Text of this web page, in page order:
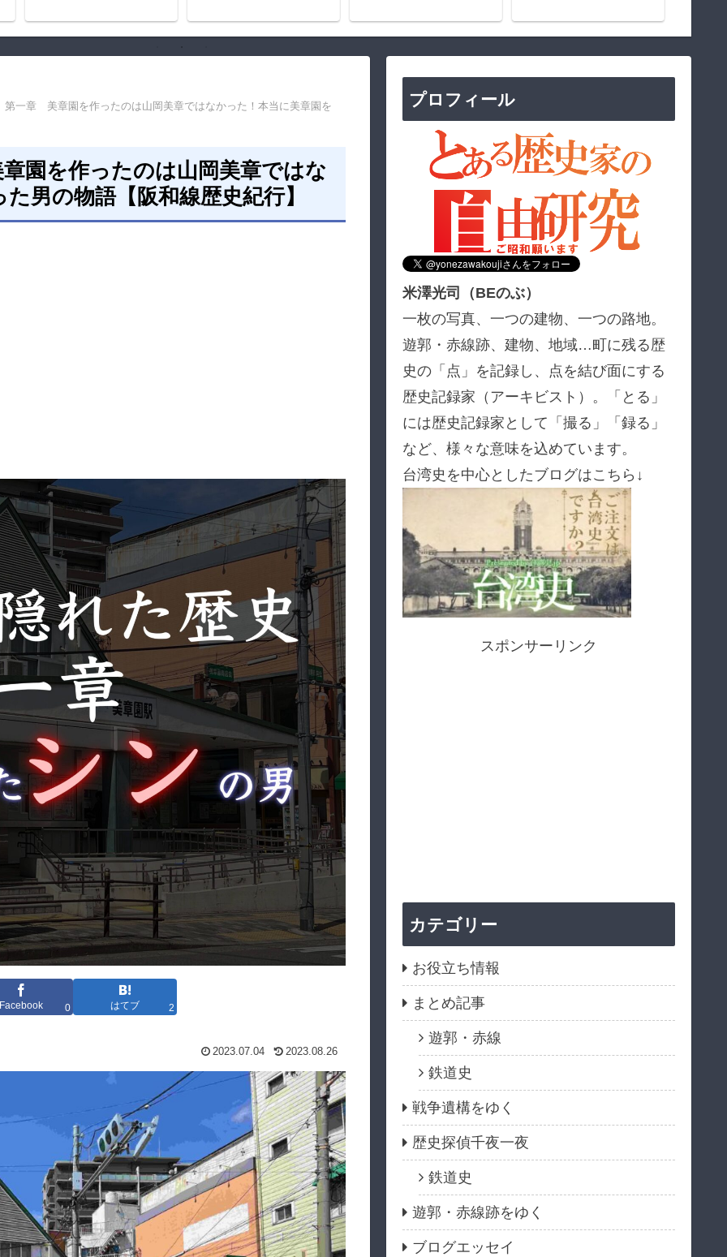
一章 美章園を作ったのは山岡美章ではなかった！本当に美章園を
を作ったのは山岡美章ではな
男の物語【阪和線歴史紀行】
Facebook 0 はてブ 2
2023.07.04 2023.08.26
プロフィール
米澤光司（BEのぶ）
一枚の写真、一つの建物、一つの路地。
遊郭・赤線跡、建物、地域…町に残る歴
史の「点」を記録し、点を結び面にする
歴史記録家（アーキビスト）。「とる」
には歴史記録家として「撮る」「録る」
など、様々な意味を込めています。
台湾史を中心としたブログはこちら↓
スポンサーリンク
カテゴリー
お役立ち情報
まとめ記事
遊郭・赤線
鉄道史
戦争遺構をゆく
歴史探偵千夜一夜
鉄道史
遊郭・赤線跡をゆく
ブログエッセイ